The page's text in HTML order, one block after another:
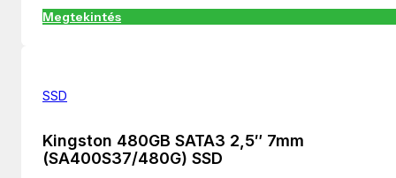
Megtekintés
SSD
Kingston 480GB SATA3 2,5″ 7mm
(SA400S37/480G) SSD